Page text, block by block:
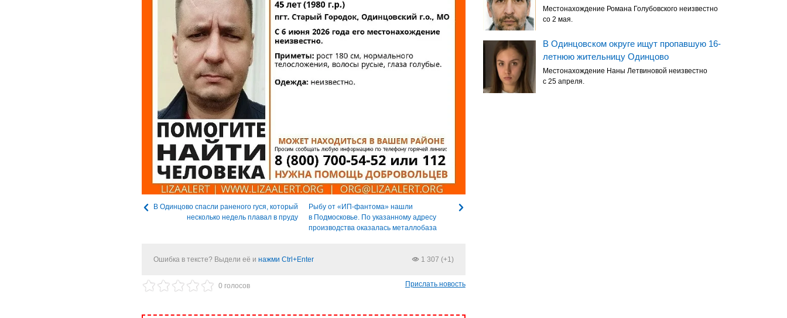
В Одинцово спасли раненого гуся, который
несколько недель плавал в пруду
Рыбу от «ИП-фантома» нашли
в Подмосковье. По указанному адресу
производства оказалась металлобаза
Ошибка в тексте? Выдели её и нажми Ctrl+Enter 1 307 (+1)
0 голосов Прислать новость
Местонахождение Романа Голубовского неизвестно
со 2 мая.
В Одинцовском округе ищут пропавшую 16-
летнюю жительницу Одинцово
Местонахождение Наны Летвиновой неизвестно
с 25 апреля.